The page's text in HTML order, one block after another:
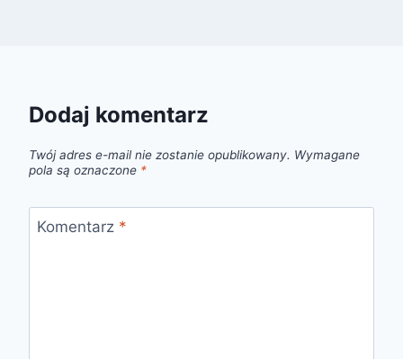
Dodaj komentarz
Twój adres e-mail nie zostanie opublikowany. Wymagane
pola są oznaczone *
Komentarz *